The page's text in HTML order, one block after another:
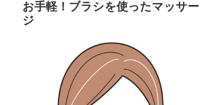
お手軽！ブラシを使ったマッサー
ジ